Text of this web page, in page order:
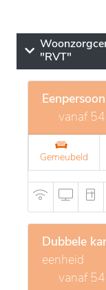
"RVT"
vanaf
Gemeubeld
Dubbele
eenheid
vanaf